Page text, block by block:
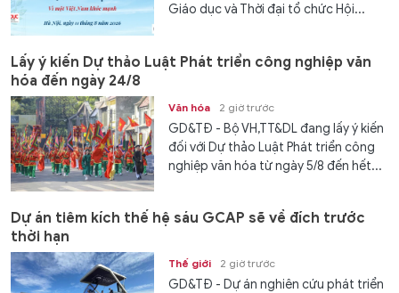
Giáo dục và Thời đại tổ chức Hội...
Lấy ý kiến Dự thảo Luật Phát triển công nghiệp văn
hóa đến ngày 24/8
Văn hóa 2 giờ trước
GD&TĐ - Bộ VH,TT&DL đang lấy ý kiến
đối với Dự thảo Luật Phát triển công
nghiệp văn hóa từ ngày 5/8 đến hết...
Dự án tiêm kích thế hệ sáu GCAP sẽ về đích trước
thời hạn
Thế giới 2 giờ trước
GD&TĐ - Dự án nghiên cứu phát triển